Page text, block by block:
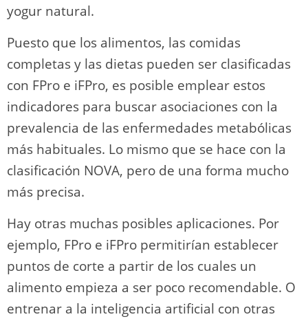
yogur natural.
Puesto que los alimentos, las comidas
completas y las dietas pueden ser clasificadas
con FPro e iFPro, es posible emplear estos
indicadores para buscar asociaciones con la
prevalencia de las enfermedades metabólicas
más habituales. Lo mismo que se hace con la
clasificación NOVA, pero de una forma mucho
más precisa.
Hay otras muchas posibles aplicaciones. Por
ejemplo, FPro e iFPro permitirían establecer
puntos de corte a partir de los cuales un
alimento empieza a ser poco recomendable. O
entrenar a la inteligencia artificial con otras